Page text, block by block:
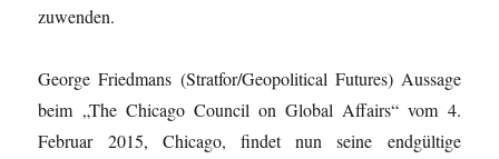
zuwenden.
George Friedmans (Stratfor/Geopolitical Futures) Aussage
beim „The Chicago Council on Global Affairs“ vom 4.
Februar 2015, Chicago, findet nun seine endgültige